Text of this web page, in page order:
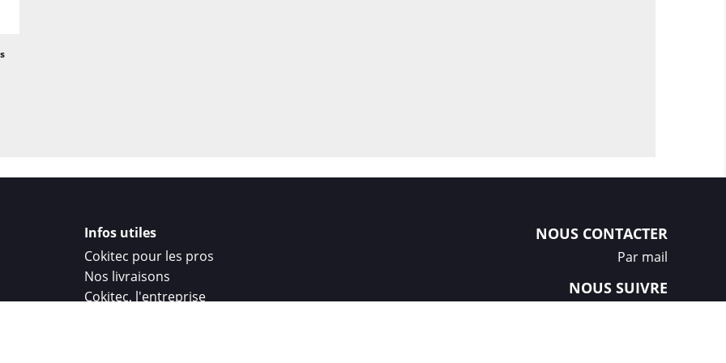
510g/m2 personnalisée est un choix esthétique et fonctionnel pour
Infos utiles
Cokitec pour les pros
Nos livraisons
Cokitec, l'entreprise
NOUS CONTACTER
Par mail
NOUS SUIVRE